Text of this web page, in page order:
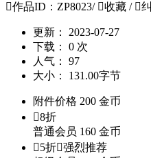
作品ID：ZP8023/ 收藏 / 
更新：
2023-07-27
下载：
0 次
人气：
97
大小：
131.00字节
附件价格 200 金币
8折
普通会员 160 金币
5折强烈推荐